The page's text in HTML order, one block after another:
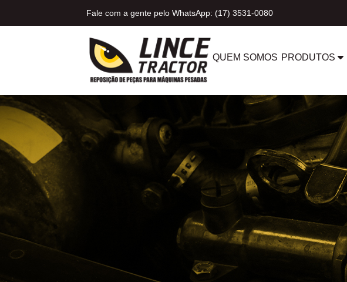
Fale com a gente pelo WhatsApp: (17) 3531-0080
QUEM SOMOS PRODUTOS